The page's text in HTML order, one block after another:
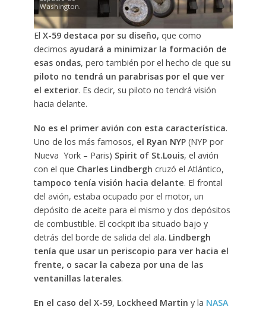
Washington.
El X-59 destaca por su diseño, que como
decimos ayudará a minimizar la formación de
esas ondas, pero también por el hecho de que su
piloto no tendrá un parabrisas por el que ver
el exterior. Es decir, su piloto no tendrá visión
hacia delante.
No es el primer avión con esta característica.
Uno de los más famosos, el Ryan NYP(NYP por
Nueva York – Paris) Spirit of St.Louis, el avión
con el que Charles Lindbergh cruzó el Atlántico,
tampoco tenía visión hacia delante. El frontal
del avión, estaba ocupado por el motor, un
depósito de aceite para el mismo y dos depósitos
de combustible. El cockpit iba situado bajo y
detrás del borde de salida del ala. Lindbergh
tenía que usar un periscopio para ver hacia el
frente, o sacar la cabeza por una de las
ventanillas laterales.
En el caso del X-59, Lockheed Martin y la NASA